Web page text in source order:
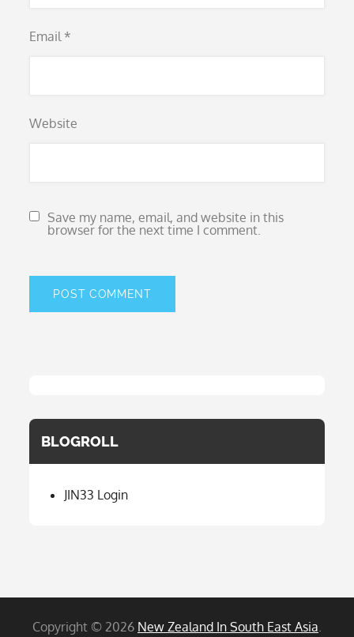
Email *
Website
Save my name, email, and website in this
browser for the next time I comment.
BLOGROLL
JIN33 Login
Copyright © 2026 New Zealand In South East Asia.